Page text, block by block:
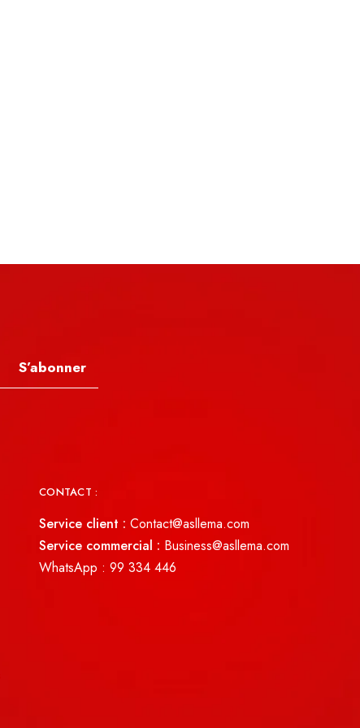
S’abonner
CONTACT :
Service client : Contact@asllema.com
Service commercial : Business@asllema.com
WhatsApp : 99 334 446